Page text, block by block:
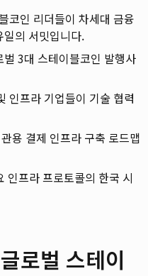
코인 리더들이 차세대 금융
의 서밋입니다.
3대 스테이블코인 발행사
인프라 기업들이 기술 협력
용 결제 인프라 구축 로드맵
프라 프로토콜의 한국 시
로벌 스테이